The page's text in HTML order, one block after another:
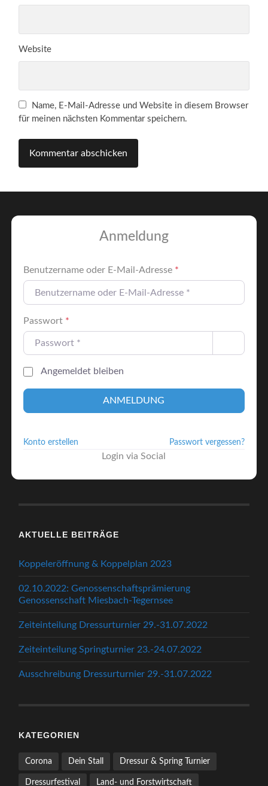
Website
Name, E-Mail-Adresse und Website in diesem Browser
für meinen nächsten Kommentar speichern.
Anmeldung
Benutzername oder E-Mail-Adresse *
Passwort *
Angemeldet bleiben
ANMELDUNG
Konto erstellen Passwort vergessen?
Login via Social
AKTUELLE BEITRÄGE
Koppeleröffnung & Koppelplan 2023
02.10.2022: Genossenschaftsprämierung
Genossenschaft Miesbach-Tegernsee
Zeiteinteilung Dressurturnier 29.-31.07.2022
Zeiteinteilung Springturnier 23.-24.07.2022
Ausschreibung Dressurturnier 29.-31.07.2022
KATEGORIEN
Corona Dein Stall Dressur & Spring Turnier
Dressurfestival Land- und Forstwirtschaft